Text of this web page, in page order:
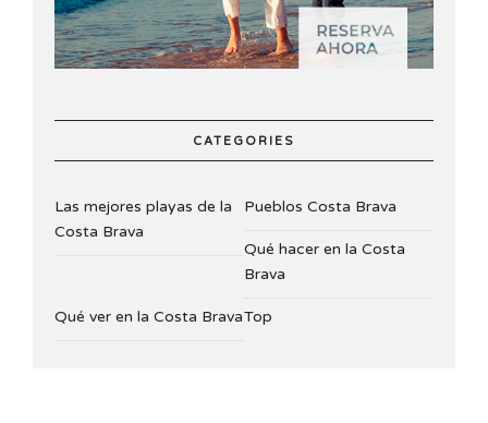
CATEGORIES
Las mejores playas de la
Costa Brava
Pueblos Costa Brava
Qué hacer en la Costa
Brava
Qué ver en la Costa BravaTop